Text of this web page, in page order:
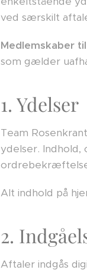
ved særskilt
Medlemskaber
som gælder
1. Ydelser
Team
ydelser. Indhold,
Alt indhold på
2.
Aftaler indgås